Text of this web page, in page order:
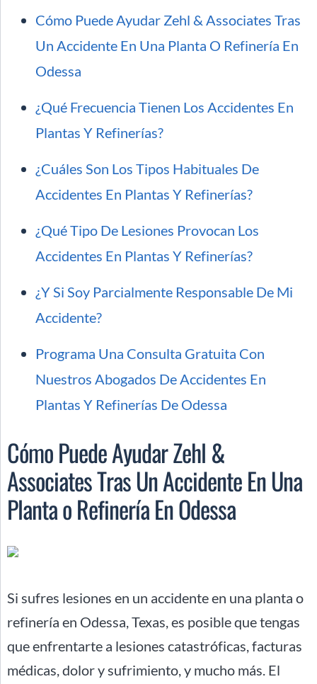
Cómo Puede Ayudar Zehl & Associates Tras
Un Accidente En Una Planta O Refinería En
Odessa
¿Qué Frecuencia Tienen Los Accidentes En
Plantas Y Refinerías?
¿Cuáles Son Los Tipos Habituales De
Accidentes En Plantas Y Refinerías?
¿Qué Tipo De Lesiones Provocan Los
Accidentes En Plantas Y Refinerías?
¿Y Si Soy Parcialmente Responsable De Mi
Accidente?
Programa Una Consulta Gratuita Con
Nuestros Abogados De Accidentes En
Plantas Y Refinerías De Odessa
Cómo Puede Ayudar Zehl &
Associates Tras Un Accidente En Una
Planta o Refinería En Odessa
Si sufres lesiones en un accidente en una planta o
refinería en Odessa, Texas, es posible que tengas
que enfrentarte a lesiones catastróficas, facturas
médicas, dolor y sufrimiento, y mucho más. El